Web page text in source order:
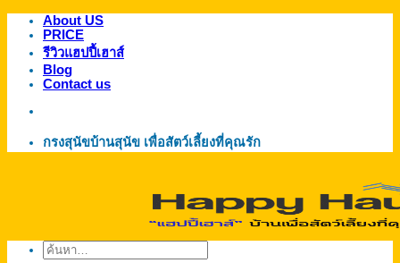
ข้าม
เนื้อหา
About US
PRICE
รีวิวแฮปปี้เฮาส์
Blog
Contact us
กรงสุนัขบ้านสุนัข เพื่อสัตว์เลี้ยงที่คุณรัก
ค้นหา: